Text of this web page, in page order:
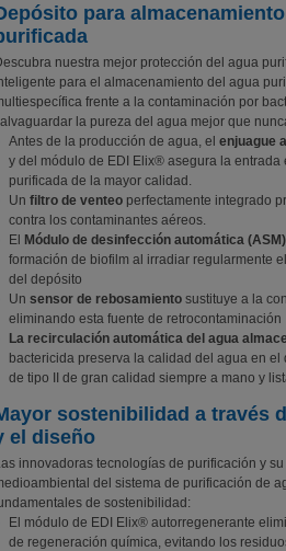
para
nuestra mejor protección del agua
para el almacenamiento del agua
frente a la contaminación por
la pureza del agua mejor que
Antes de la producción de agua, el enjuague
y del módulo de EDI Elix® asegura la
purificada de la mayor calidad.
Un filtro de venteo perfectamente integrado
contra los contaminantes aéreos.
El Módulo de desinfección automática (ASM)
formación de biofilm al irradiar regularmente
del depósito
Un sensor de rebosamiento sustituye a la
eliminando esta fuente de retrocontaminación
La recirculación automática del agua
bactericida preserva la calidad del agua en
de tipo II de gran calidad siempre a mano y
sostenibilidad a través
el diseño
innovadoras tecnologías de purificación y
del sistema de purificación de
de sostenibilidad:
El módulo de EDI Elix® autorregenerante
de regeneración química, evitando los